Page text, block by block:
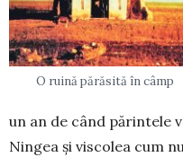
O ruină părăsită în câmp
un an de când părintele
Ningea și viscolea cum